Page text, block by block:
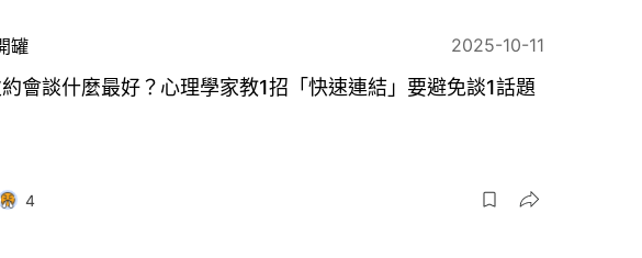
罐 2025-10-11
會談什麼最好？心理學家教1招「快速連結」要避免談1話題
4